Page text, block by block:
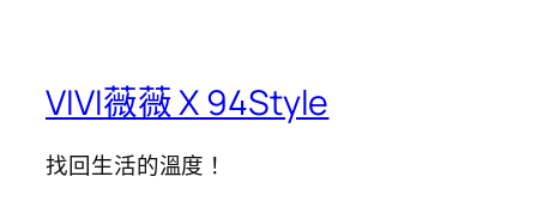
VIVI薇薇 X 94Style
找回生活的溫度！